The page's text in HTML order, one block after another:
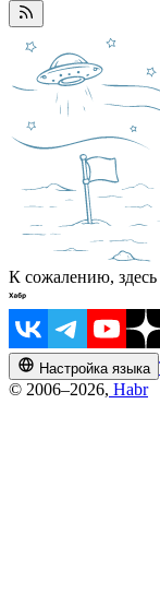
К сожалению,
Настройка языка
© 2006–2026, Habr